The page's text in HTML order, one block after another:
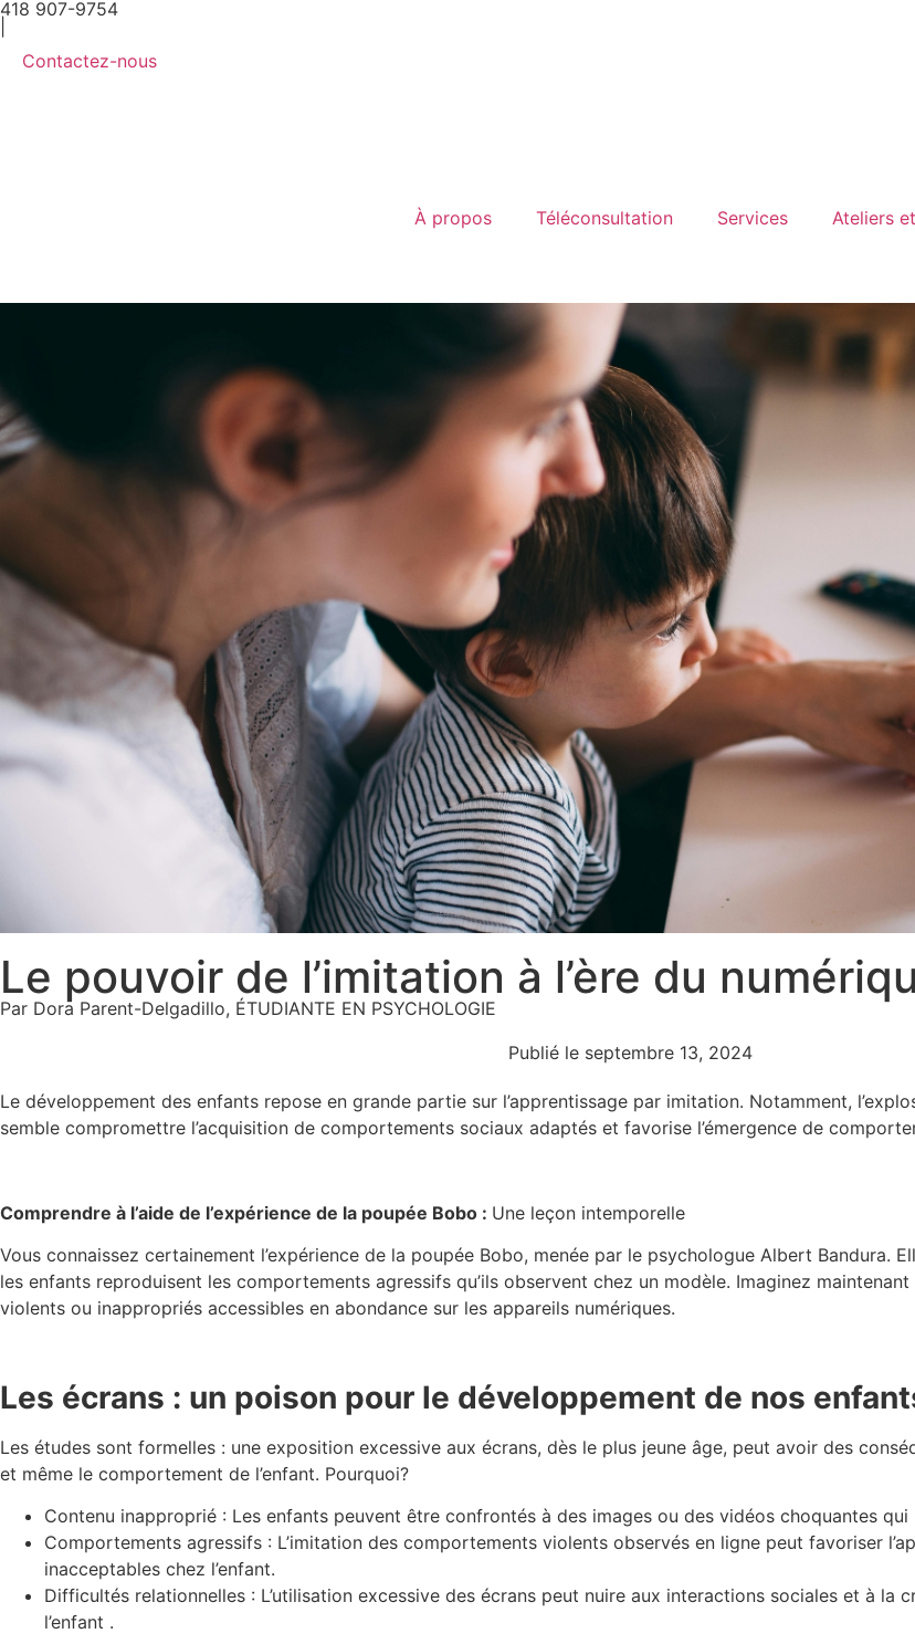
418 907-9754
Contactez-nous
À propos Téléconsultation Services Ateliers
Le pouvoir de l’imitation à l’ère du
Par Dora Parent-Delgadillo, ÉTUDIANTE EN PSYCHOLOGIE
Publié le septembre 13, 2024
Le développement des enfants repose en grande partie sur l’apprentissage par imitation. Notamment,
semble compromettre l’acquisition de comportements sociaux adaptés et favorise l’émergence de
Comprendre à l’aide de l’expérience de la poupée Bobo : Une leçon intemporelle
Vous connaissez certainement l’expérience de la poupée Bobo, menée par le psychologue Albert Bandura.
les enfants reproduisent les comportements agressifs qu’ils observent chez un modèle. Imaginez
violents ou inappropriés accessibles en abondance sur les appareils numériques.
Les écrans : un poison pour le développement de nos
Les études sont formelles : une exposition excessive aux écrans, dès le plus jeune âge, peut avoir des
et même le comportement de l’enfant. Pourquoi?
Contenu inapproprié : Les enfants peuvent être confrontés à des images ou des vidéos choquantes
Comportements agressifs : L’imitation des comportements violents observés en ligne peut favoriser
inacceptables chez l’enfant.
Difficultés relationnelles : L’utilisation excessive des écrans peut nuire aux interactions sociales et à la
l’enfant .